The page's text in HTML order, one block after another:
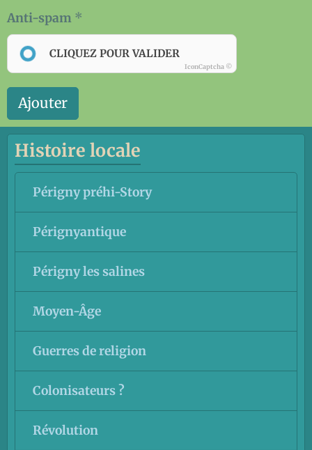
Anti-spam
CLIQUEZ POUR VALIDER
IconCaptcha ©
Ajouter
Histoire locale
Périgny préhi-Story
Pérignyantique
Périgny les salines
Moyen-Âge
Guerres de religion
Colonisateurs ?
Révolution